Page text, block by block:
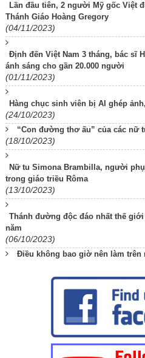
Lần đầu tiên, 2 người Mỹ gốc Việt
Thánh Giáo Hoàng Gregory
(04/11/2023)
Định đến Việt Nam 3 tháng, bác sĩ
ánh sáng cho gần 20.000 người
(01/11/2023)
Hàng chục sinh viên bị AI ghép
(24/10/2023)
“Con đường thơ ấu” của các nữ
(18/10/2023)
Nữ tu Simona Brambilla, người
trong giáo triều Rôma
(13/10/2023)
Thánh đường độc đáo nhất thế
năm
(06/10/2023)
Điều không bao giờ nên làm trên